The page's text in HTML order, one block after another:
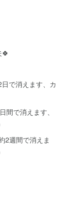
で消えます、カ
間で消えます、
2週間で消えま